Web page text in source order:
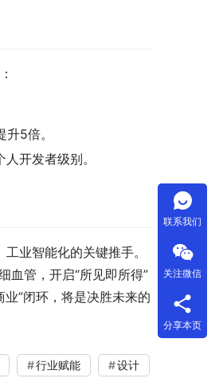
5倍。
开发者级别。
业智能化的关键推手。
血管，开启“所见即所得”
”闭环，将是决胜未来的
行业赋能 设计
联系我们
关注微信
分享本页